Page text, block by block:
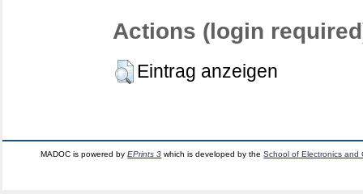
Actions (login
Eintrag anzeigen
MADOC is powered byEPrints 3 which is developed by theSchool of Electronics and